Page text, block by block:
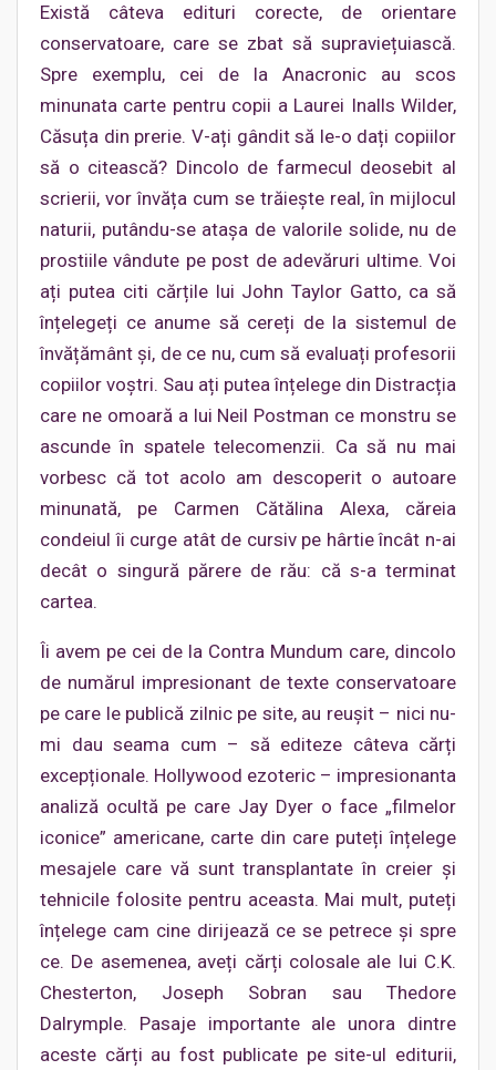
Există câteva edituri corecte, de orientare
conservatoare, care se zbat să supraviețuiască.
Spre exemplu, cei de la Anacronic au scos
minunata carte pentru copii a Laurei Inalls Wilder,
Căsuța din prerie. V-ați gândit să le-o dați copiilor
să o citească? Dincolo de farmecul deosebit al
scrierii, vor învăța cum se trăiește real, în mijlocul
naturii, putându-se atașa de valorile solide, nu de
prostiile vândute pe post de adevăruri ultime. Voi
ați putea citi cărțile lui John Taylor Gatto, ca să
înțelegeți ce anume să cereți de la sistemul de
învățământ și, de ce nu, cum să evaluați profesorii
copiilor voștri. Sau ați putea înțelege din Distracția
care ne omoară a lui Neil Postman ce monstru se
ascunde în spatele telecomenzii. Ca să nu mai
vorbesc că tot acolo am descoperit o autoare
minunată, pe Carmen Cătălina Alexa, căreia
condeiul îi curge atât de cursiv pe hârtie încât n-ai
decât o singură părere de rău: că s-a terminat
cartea.
Îi avem pe cei de la Contra Mundum care, dincolo
de numărul impresionant de texte conservatoare
pe care le publică zilnic pe site, au reușit – nici nu-
mi dau seama cum – să editeze câteva cărți
excepționale. Hollywood ezoteric – impresionanta
analiză ocultă pe care Jay Dyer o face „filmelor
iconice” americane, carte din care puteți înțelege
mesajele care vă sunt transplantate în creier și
tehnicile folosite pentru aceasta. Mai mult, puteți
înțelege cam cine dirijează ce se petrece și spre
ce. De asemenea, aveți cărți colosale ale lui C.K.
Chesterton, Joseph Sobran sau Thedore
Dalrymple. Pasaje importante ale unora dintre
aceste cărți au fost publicate pe site-ul editurii,